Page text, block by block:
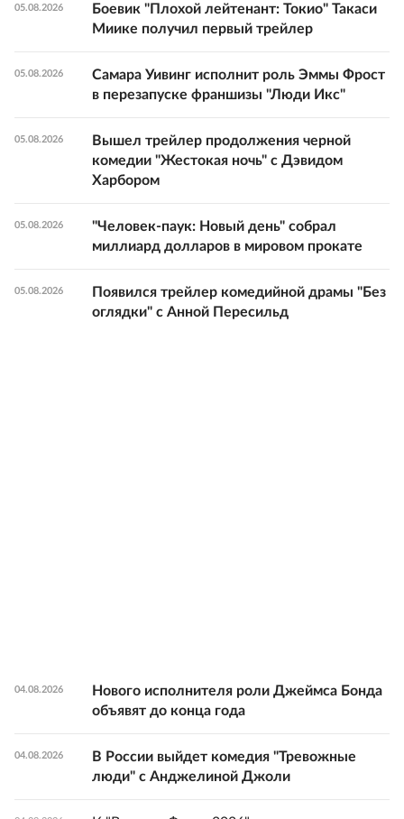
05.08.2026
Боевик "Плохой лейтенант: Токио" Такаси
Миике получил первый трейлер
05.08.2026
Самара Уивинг исполнит роль Эммы Фрост
в перезапуске франшизы "Люди Икс"
05.08.2026
Вышел трейлер продолжения черной
комедии "Жестокая ночь" с Дэвидом
Харбором
05.08.2026
"Человек-паук: Новый день" собрал
миллиард долларов в мировом прокате
05.08.2026
Появился трейлер комедийной драмы "Без
оглядки" с Анной Пересильд
04.08.2026
Нового исполнителя роли Джеймса Бонда
объявят до конца года
04.08.2026
В России выйдет комедия "Тревожные
люди" с Анджелиной Джоли